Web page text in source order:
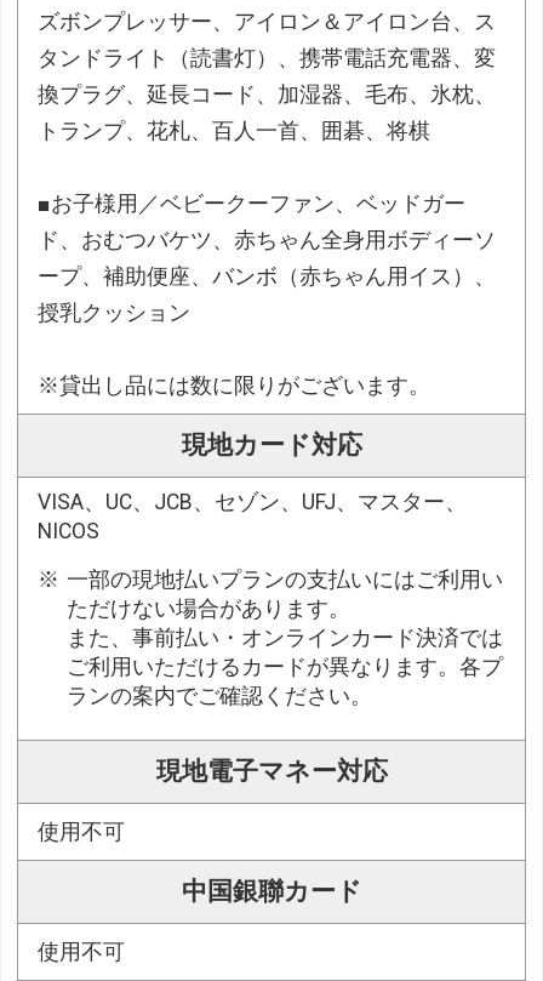
ズボンプレッサー、アイロン＆アイロン台、ス
タンドライト（読書灯）、携帯電話充電器、変
換プラグ、延長コード、加湿器、毛布、氷枕、
トランプ、花札、百人一首、囲碁、将棋
■お子様用／ベビークーファン、ベッドガー
ド、おむつバケツ、赤ちゃん全身用ボディーソ
ープ、補助便座、バンボ（赤ちゃん用イス）、
授乳クッション
※貸出し品には数に限りがございます。
現地カード対応
VISA、UC、JCB、セゾン、UFJ、マスター、
NICOS
一部の現地払いプランの支払いにはご利用い
ただけない場合があります。
また、事前払い・オンラインカード決済では
ご利用いただけるカードが異なります。各プ
ランの案内でご確認ください。
現地電子マネー対応
使用不可
中国銀聯カード
使用不可